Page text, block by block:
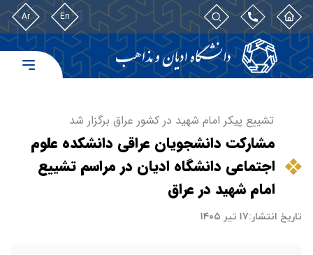
En
Ar
تشییع پیکر امام شهید در کشور عراق برگزار شد
مشارکت دانشجویان عراقی دانشکده علوم
اجتماعی دانشگاه ادیان در مراسم تشییع
امام شهید در عراق
تاریخ انتشار:۱۷ تیر ۱۴۰۵